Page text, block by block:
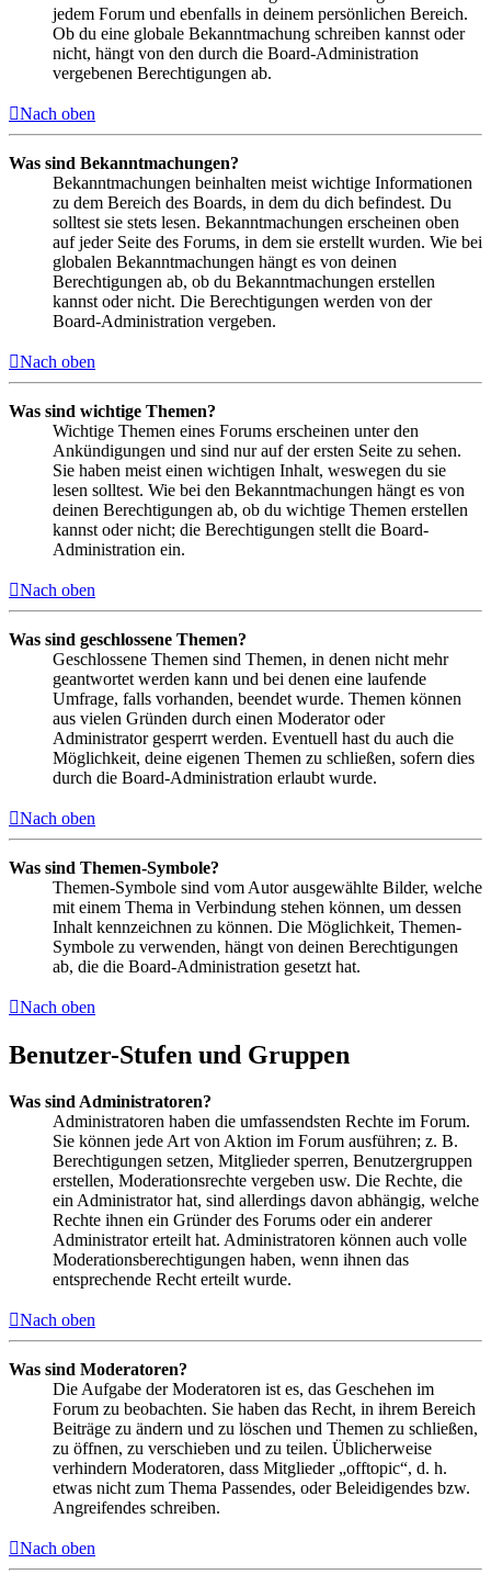
jedem Forum und ebenfalls in deinem persönlichen Bereich.
Ob du eine globale Bekanntmachung schreiben kannst oder
nicht, hängt von den durch die Board-Administration
vergebenen Berechtigungen ab.
Nach oben
Was sind Bekanntmachungen?
Bekanntmachungen beinhalten meist wichtige Informationen
zu dem Bereich des Boards, in dem du dich befindest. Du
solltest sie stets lesen. Bekanntmachungen erscheinen oben
auf jeder Seite des Forums, in dem sie erstellt wurden. Wie bei
globalen Bekanntmachungen hängt es von deinen
Berechtigungen ab, ob du Bekanntmachungen erstellen
kannst oder nicht. Die Berechtigungen werden von der
Board-Administration vergeben.
Nach oben
Was sind wichtige Themen?
Wichtige Themen eines Forums erscheinen unter den
Ankündigungen und sind nur auf der ersten Seite zu sehen.
Sie haben meist einen wichtigen Inhalt, weswegen du sie
lesen solltest. Wie bei den Bekanntmachungen hängt es von
deinen Berechtigungen ab, ob du wichtige Themen erstellen
kannst oder nicht; die Berechtigungen stellt die Board-
Administration ein.
Nach oben
Was sind geschlossene Themen?
Geschlossene Themen sind Themen, in denen nicht mehr
geantwortet werden kann und bei denen eine laufende
Umfrage, falls vorhanden, beendet wurde. Themen können
aus vielen Gründen durch einen Moderator oder
Administrator gesperrt werden. Eventuell hast du auch die
Möglichkeit, deine eigenen Themen zu schließen, sofern dies
durch die Board-Administration erlaubt wurde.
Nach oben
Was sind Themen-Symbole?
Themen-Symbole sind vom Autor ausgewählte Bilder, welche
mit einem Thema in Verbindung stehen können, um dessen
Inhalt kennzeichnen zu können. Die Möglichkeit, Themen-
Symbole zu verwenden, hängt von deinen Berechtigungen
ab, die die Board-Administration gesetzt hat.
Nach oben
Benutzer-Stufen und Gruppen
Was sind Administratoren?
Administratoren haben die umfassendsten Rechte im Forum.
Sie können jede Art von Aktion im Forum ausführen; z. B.
Berechtigungen setzen, Mitglieder sperren, Benutzergruppen
erstellen, Moderationsrechte vergeben usw. Die Rechte, die
ein Administrator hat, sind allerdings davon abhängig, welche
Rechte ihnen ein Gründer des Forums oder ein anderer
Administrator erteilt hat. Administratoren können auch volle
Moderationsberechtigungen haben, wenn ihnen das
entsprechende Recht erteilt wurde.
Nach oben
Was sind Moderatoren?
Die Aufgabe der Moderatoren ist es, das Geschehen im
Forum zu beobachten. Sie haben das Recht, in ihrem Bereich
Beiträge zu ändern und zu löschen und Themen zu schließen,
zu öffnen, zu verschieben und zu teilen. Üblicherweise
verhindern Moderatoren, dass Mitglieder „offtopic“, d. h.
etwas nicht zum Thema Passendes, oder Beleidigendes bzw.
Angreifendes schreiben.
Nach oben